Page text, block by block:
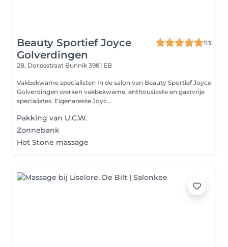
Beauty Sportief Joyce
Golverdingen
113
28, Dorpsstraat Bunnik 3981 EB
Vakbekwame specialisten In de salon van Beauty Sportief Joyce
Golverdingen werken vakbekwame, enthousiaste en gastvrije
specialistes. Eigenaresse Joyc...
Pakking van U.C.W.
Zonnebank
Hot Stone massage